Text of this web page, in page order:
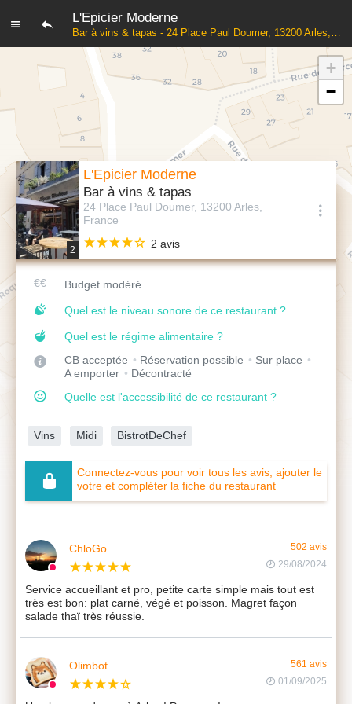
L'Epicier Moderne
Bar à vins & tapas - 24 Place Paul Doumer, 13200 Arles, France
2
L'Epicier Moderne
Bar à vins & tapas
24 Place Paul Doumer, 13200 Arles,
France
2 avis
Budget modéré
Quel est le niveau sonore de ce restaurant ?
Quel est le régime alimentaire ?
CB acceptée
Réservation possible
Sur place
A emporter
Décontracté
Quelle est l'accessibilité de ce restaurant ?
Vins Midi BistrotDeChef
Connectez-vous pour voir tous les avis, ajouter le
votre et compléter la fiche du restaurant
ChloGo
502 avis
29/08/2024
Service accueillant et pro, petite carte simple mais tout est
très est bon: plat carné, végé et poisson. Magret façon
salade thaï très réussie.
Olimbot
561 avis
01/09/2025
+
−